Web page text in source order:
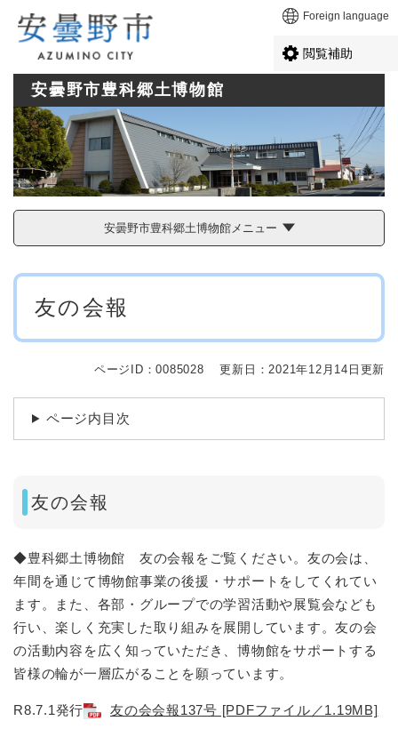
メニューを飛ばして本文へ Foreign language
閲覧補助
安曇野市豊科郷土博物館
安曇野市豊科郷土博物館メニュー
本
友の会報
ページID：0085028 更新日：2021年12月14日更新
ページ内目次
友の会報
◆豊科郷土博物館 友の会報をご覧ください。友の会は、
年間を通じて博物館事業の後援・サポートをしてくれてい
ます。また、各部・グループでの学習活動や展覧会なども
行い、楽しく充実した取り組みを展開しています。友の会
の活動内容を広く知っていただき、博物館をサポートする
皆様の輪が一層広がることを願っています。
R8.7.1発行 友の会会報137号 [PDFファイル／1.19MB]